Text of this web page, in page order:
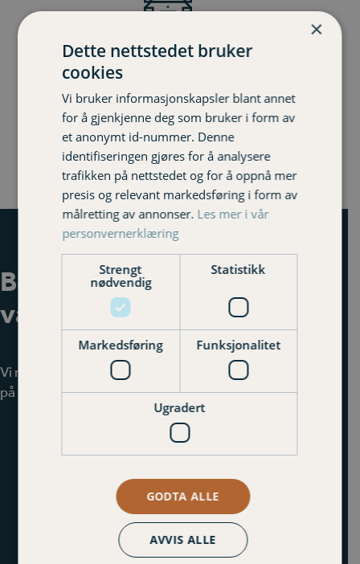
Bilforsikring
Husforsikring
Bestill et møte med en av
våre rådgivere
Vi møter deg der det passer deg best. På vårt kontor
på Gran eller Lena, på telefon eller digitalt på Teams.
Avtal et møte med en rådgiver
×
Dette nettstedet bruker
cookies
Vi bruker informasjonskapsler blant annet
for å gjenkjenne deg som bruker i form av
et anonymt id-nummer. Denne
identifiseringen gjøres for å analysere
trafikken på nettstedet og for å oppnå mer
presis og relevant markedsføring i form av
målretting av annonser. Les mer i vår
personvernerklæring
Strengt
nødvendig
Statistikk
Markedsføring Funksjonalitet
Ugradert
GODTA ALLE
AVVIS ALLE